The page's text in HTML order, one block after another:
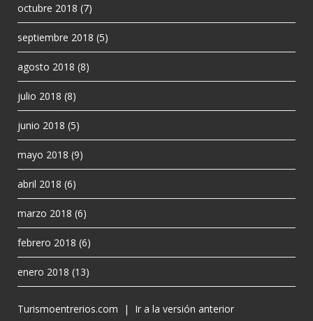
octubre 2018 (7)
septiembre 2018 (5)
agosto 2018 (8)
julio 2018 (8)
junio 2018 (5)
mayo 2018 (9)
abril 2018 (6)
marzo 2018 (6)
febrero 2018 (6)
enero 2018 (13)
Turismoentrerios.com | Ir a la versión anterior